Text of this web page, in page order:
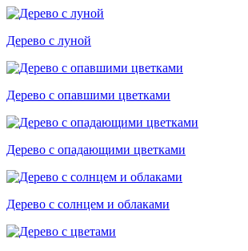
Дерево с луной
Дерево с опавшими цветками
Дерево с опадающими цветками
Дерево с солнцем и облаками